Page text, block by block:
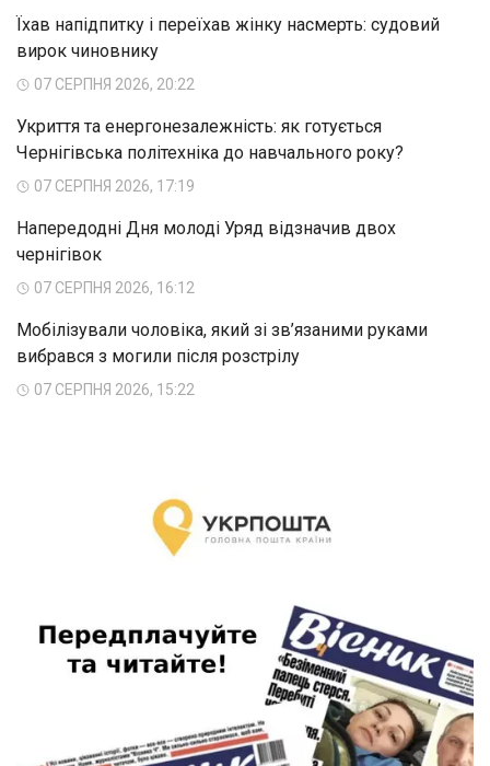
Їхав напідпитку і переїхав жінку насмерть: судовий
вирок чиновнику
07 СЕРПНЯ 2026, 20:22
Укриття та енергонезалежність: як готується
Чернігівська політехніка до навчального року?
07 СЕРПНЯ 2026, 17:19
Напередодні Дня молоді Уряд відзначив двох
чернігівок
07 СЕРПНЯ 2026, 16:12
Мобілізували чоловіка, який зі зв’язаними руками
вибрався з могили після розстрілу
07 СЕРПНЯ 2026, 15:22